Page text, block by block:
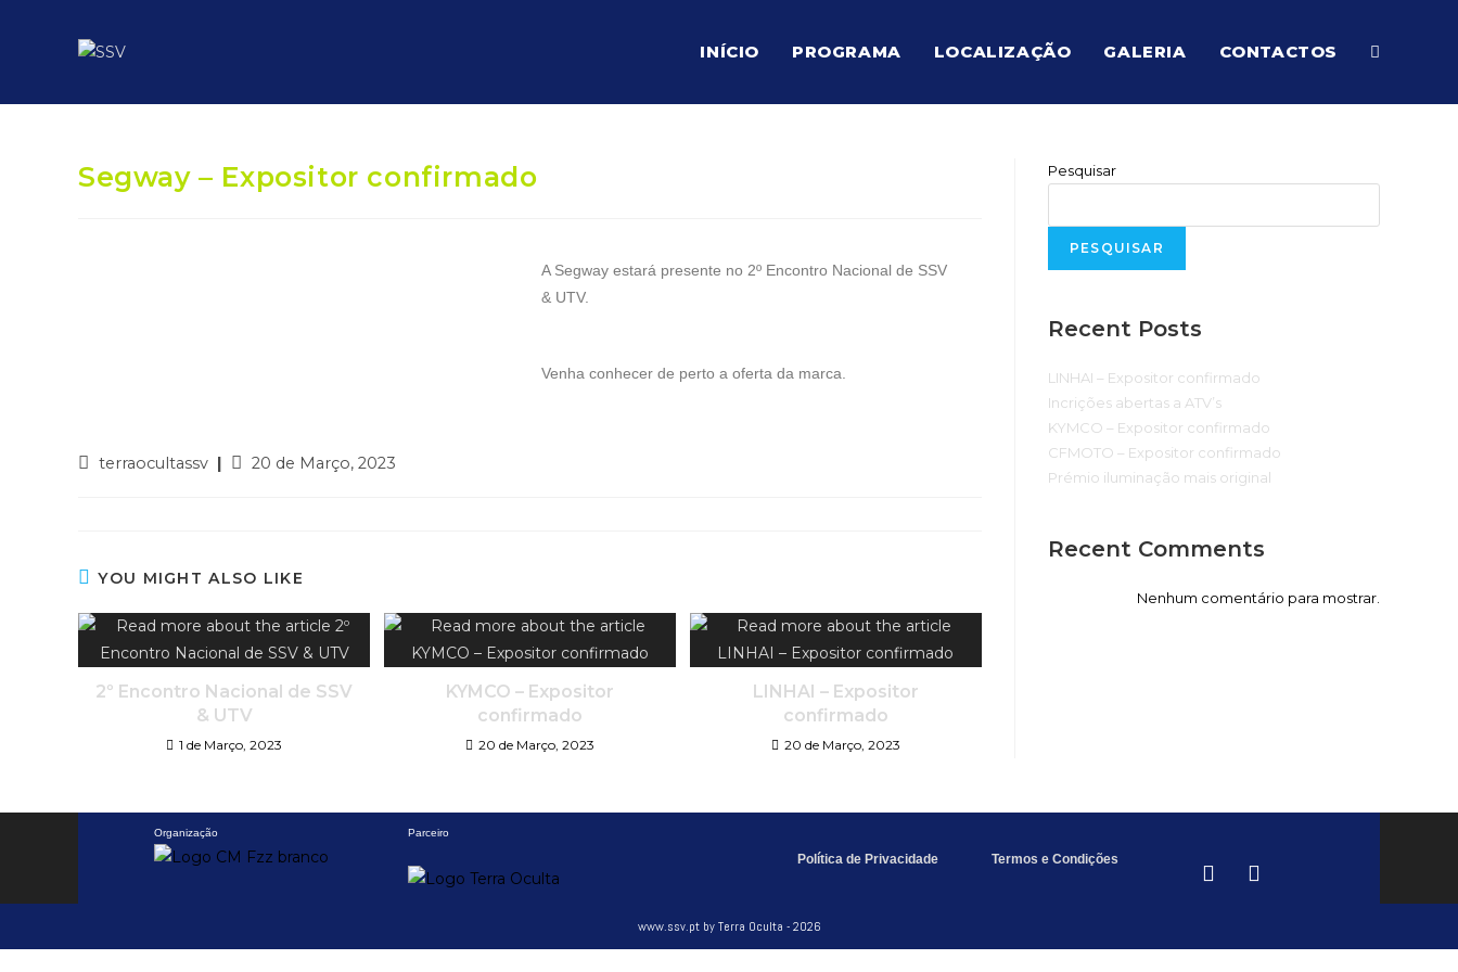
INÍCIO PROGRAMA LOCALIZAÇÃO GALERIA CONTACTOS
Segway – Expositor confirmado
A Segway estará presente no 2º Encontro Nacional de SSV
& UTV.
Venha conhecer de perto a oferta da marca.
terraocultassv 20 de Março, 2023
YOU MIGHT ALSO LIKE
2º Encontro Nacional de SSV
& UTV
1 de Março, 2023
KYMCO – Expositor
confirmado
20 de Março, 2023
LINHAI – Expositor
confirmado
20 de Março, 2023
Pesquisar
PESQUISAR
Recent Posts
LINHAI – Expositor confirmado
Incrições abertas a ATV’s
KYMCO – Expositor confirmado
CFMOTO – Expositor confirmado
Prémio iluminação mais original
Recent Comments
Nenhum comentário para mostrar.
Organização Parceiro
Política de Privacidade Termos e Condições
www.ssv.pt by Terra Oculta - 2026